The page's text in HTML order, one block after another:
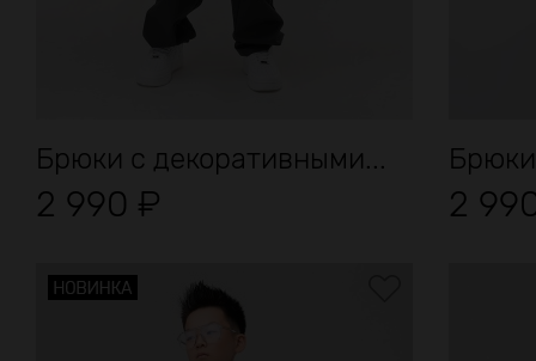
Брюки с декоративными...
2 990 ₽ 2